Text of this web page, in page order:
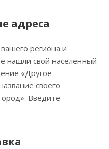
адреса
региона и
нашли свой населённый
«Другое
своего
Введите